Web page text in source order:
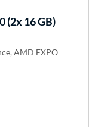
(2x 16 GB)
AMD EXPO